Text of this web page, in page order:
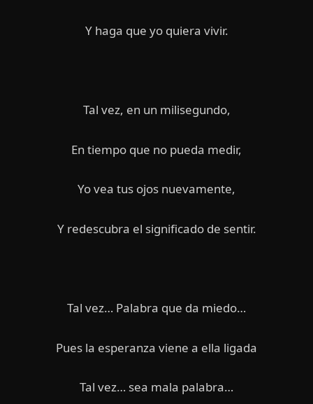
Y haga que yo quiera vivir.
Tal vez, en un milisegundo,
En tiempo que no pueda medir,
Yo vea tus ojos nuevamente,
Y redescubra el significado de sentir.
Tal vez… Palabra que da miedo…
Pues la esperanza viene a ella ligada
Tal vez… sea mala palabra…